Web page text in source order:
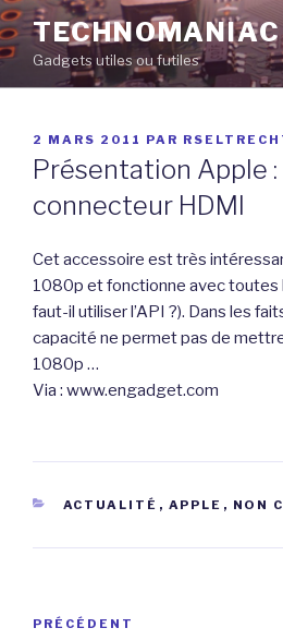
Aller
au
contenu
principal
TECHNOMANIAC
Gadgets utiles ou futiles
PUBLIÉ
LE
2 MARS 2011 PAR
Présentation Apple :
connecteur HDMI
Cet accessoire est très
1080p et fonctionne avec toutes
faut-il utiliser l’API ?). Dans les
capacité ne permet pas de
1080p …
Via : www.engadget.com
CATÉGORIES
ACTUALITÉ , APPLE , NON
Navigation
Article
PRÉCÉDENT